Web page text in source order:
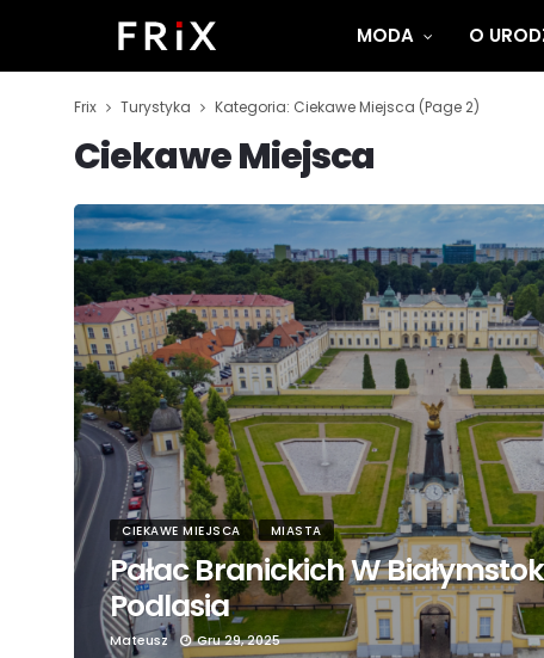
MODA O
Frix Turystyka Kategoria: Ciekawe Miejsca (Page 2)
Ciekawe Miejsca
CIEKAWE MIEJSCA MIASTA
Pałac Branickich W
Podlasia
Mateusz Gru 29, 2025